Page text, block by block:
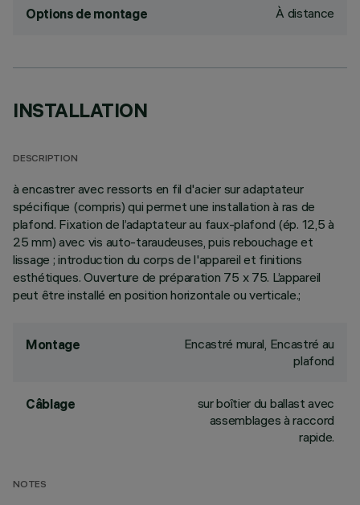
Options de montage À distance
INSTALLATION
DESCRIPTION
à encastrer avec ressorts en fil d'acier sur adaptateur
spécifique (compris) qui permet une installation à ras de
plafond. Fixation de l’adaptateur au faux-plafond (ép. 12,5 à
25 mm) avec vis auto-taraudeuses, puis rebouchage et
lissage ; introduction du corps de l'appareil et finitions
esthétiques. Ouverture de préparation 75 x 75. L’appareil
peut être installé en position horizontale ou verticale.;
Montage
Encastré mural, Encastré au
plafond
Câblage
sur boîtier du ballast avec
assemblages à raccord
rapide.
NOTES